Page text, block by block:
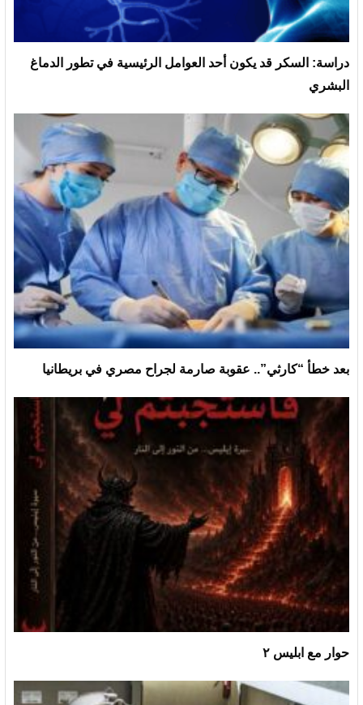
دراسة: السكر قد يكون أحد العوامل الرئيسية في تطور الدماغ
البشري
بعد خطأ “كارثي”.. عقوبة صارمة لجراح مصري في بريطانيا
حوار مع ابليس ٢